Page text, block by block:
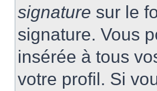
signature sur le
signature. Vous
insérée à tous
votre profil. Si